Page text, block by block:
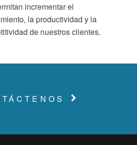
incrementar el
la productividad y la
de nuestros clientes.